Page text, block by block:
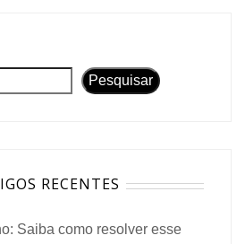
Pesquisar
RECENTES
Saiba como resolver esse